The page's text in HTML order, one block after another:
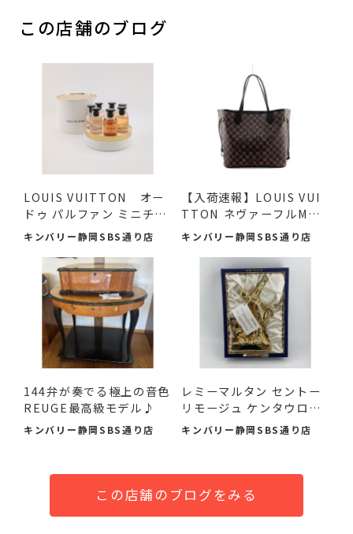
この店舗のブログ
LOUIS VUITTON オー
ドゥ パルファン ミニチュ
アセ...
キンバリー静岡SBS通り店
【入荷速報】LOUIS VUI
TTON ネヴァーフルMM
ダミエ...
キンバリー静岡SBS通り店
144弁が奏でる極上の音色
REUGE最高級モデル♪
キンバリー静岡SBS通り店
レミーマルタン セントー
リモージュ ケンタウロ
ス...
キンバリー静岡SBS通り店
この店舗のブログをみる